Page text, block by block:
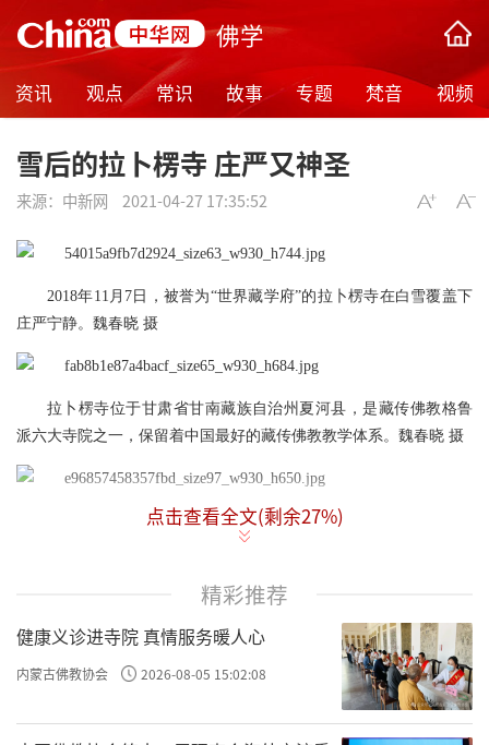
佛学
资讯 观点 常识 故事 专题 梵音 视频
雪后的拉卜楞寺 庄严又神圣
来源： 中新网 2021-04-27 17:35:52
2018年11月7日，被誉为“世界藏学府”的拉卜楞寺在白雪覆盖下
庄严宁静。魏春晓 摄
拉卜楞寺位于甘肃省甘南藏族自治州夏河县，是藏传佛教格鲁
派六大寺院之一，保留着中国最好的藏传佛教教学体系。魏春晓 摄
拉卜楞寺与雪景相互交映。 魏春晓 摄
甘南藏区的冬天静谧安宁。 魏春晓 摄
责任编辑：隆慈
点击查看全文(剩余27%)
精彩推荐
健康义诊进寺院 真情服务暖人心
内蒙古佛教协会 2026-08-05 15:02:08